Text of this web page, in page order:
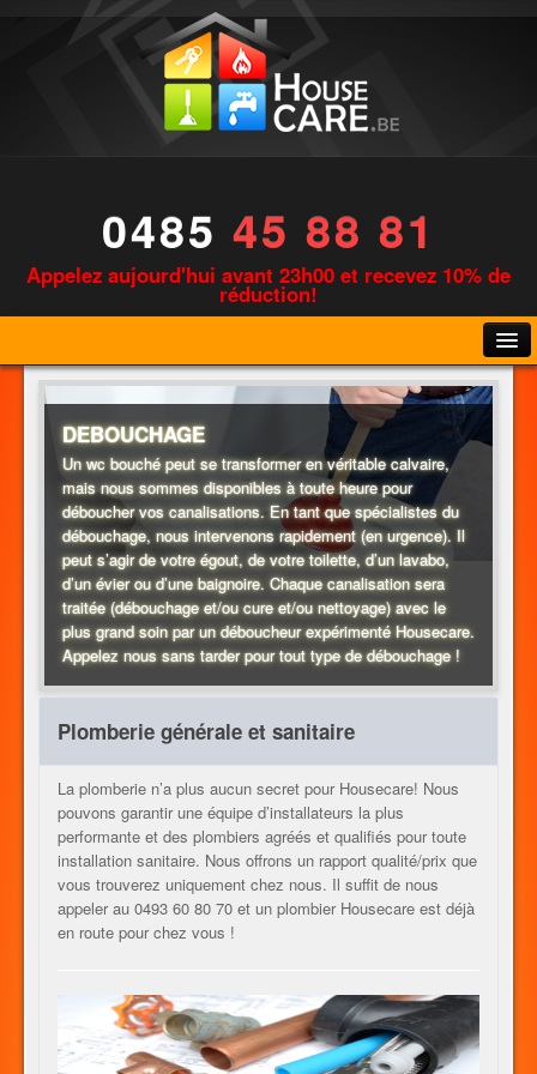
0485 45 88 81
Appelez aujourd'hui avant 23h00 et recevez 10% de
réduction!
PLOMBERIE
CHAUFFAGE
AUTRES METIERS
CONTACT
JOB
DEBOUCHAGE
Un wc bouché peut se transformer en véritable calvaire,
mais nous sommes disponibles à toute heure pour
déboucher vos canalisations. En tant que spécialistes du
débouchage, nous intervenons rapidement (en urgence). Il
peut s’agir de votre égout, de votre toilette, d’un lavabo,
d’un évier ou d’une baignoire. Chaque canalisation sera
traitée (débouchage et/ou cure et/ou nettoyage) avec le
plus grand soin par un déboucheur expérimenté Housecare.
Appelez nous sans tarder pour tout type de débouchage !
Plomberie générale et sanitaire
La plomberie n’a plus aucun secret pour Housecare! Nous
pouvons garantir une équipe d’installateurs la plus
performante et des plombiers agréés et qualifiés pour toute
installation sanitaire. Nous offrons un rapport qualité/prix que
vous trouverez uniquement chez nous. Il suffit de nous
appeler au 0493 60 80 70 et un plombier Housecare est déjà
en route pour chez vous !